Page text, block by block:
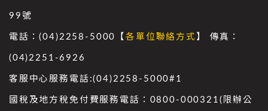
99號
電話：(04)2258-5000【各單位聯絡方式 】 傳真：
(04)2251-6926
客服中心服務電話:(04)2258-5000#1
國稅及地方稅免付費服務電話：0800-000321(限辦公